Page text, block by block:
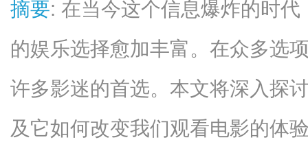
摘要: 在当今这个信息爆炸的时
的娱乐选择愈加丰富。在众多选
许多影迷的首选。本文将深入探
及它如何改变我们观看电影的体